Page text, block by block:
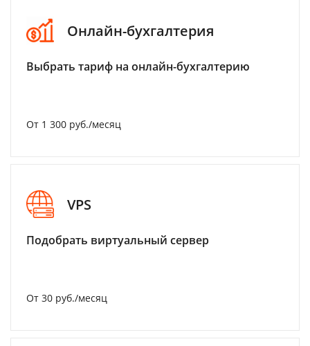
Онлайн-бухгалтерия
Выбрать тариф на онлайн-бухгалтерию
От 1 300 руб./месяц
VPS
Подобрать виртуальный сервер
От 30 руб./месяц